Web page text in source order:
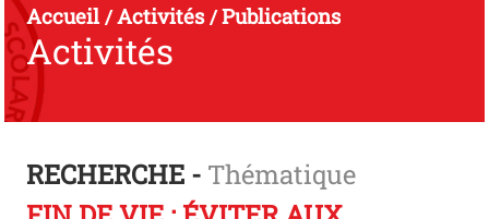
Accueil/Activités/Publications
Activités
RECHERCHE - Thématique